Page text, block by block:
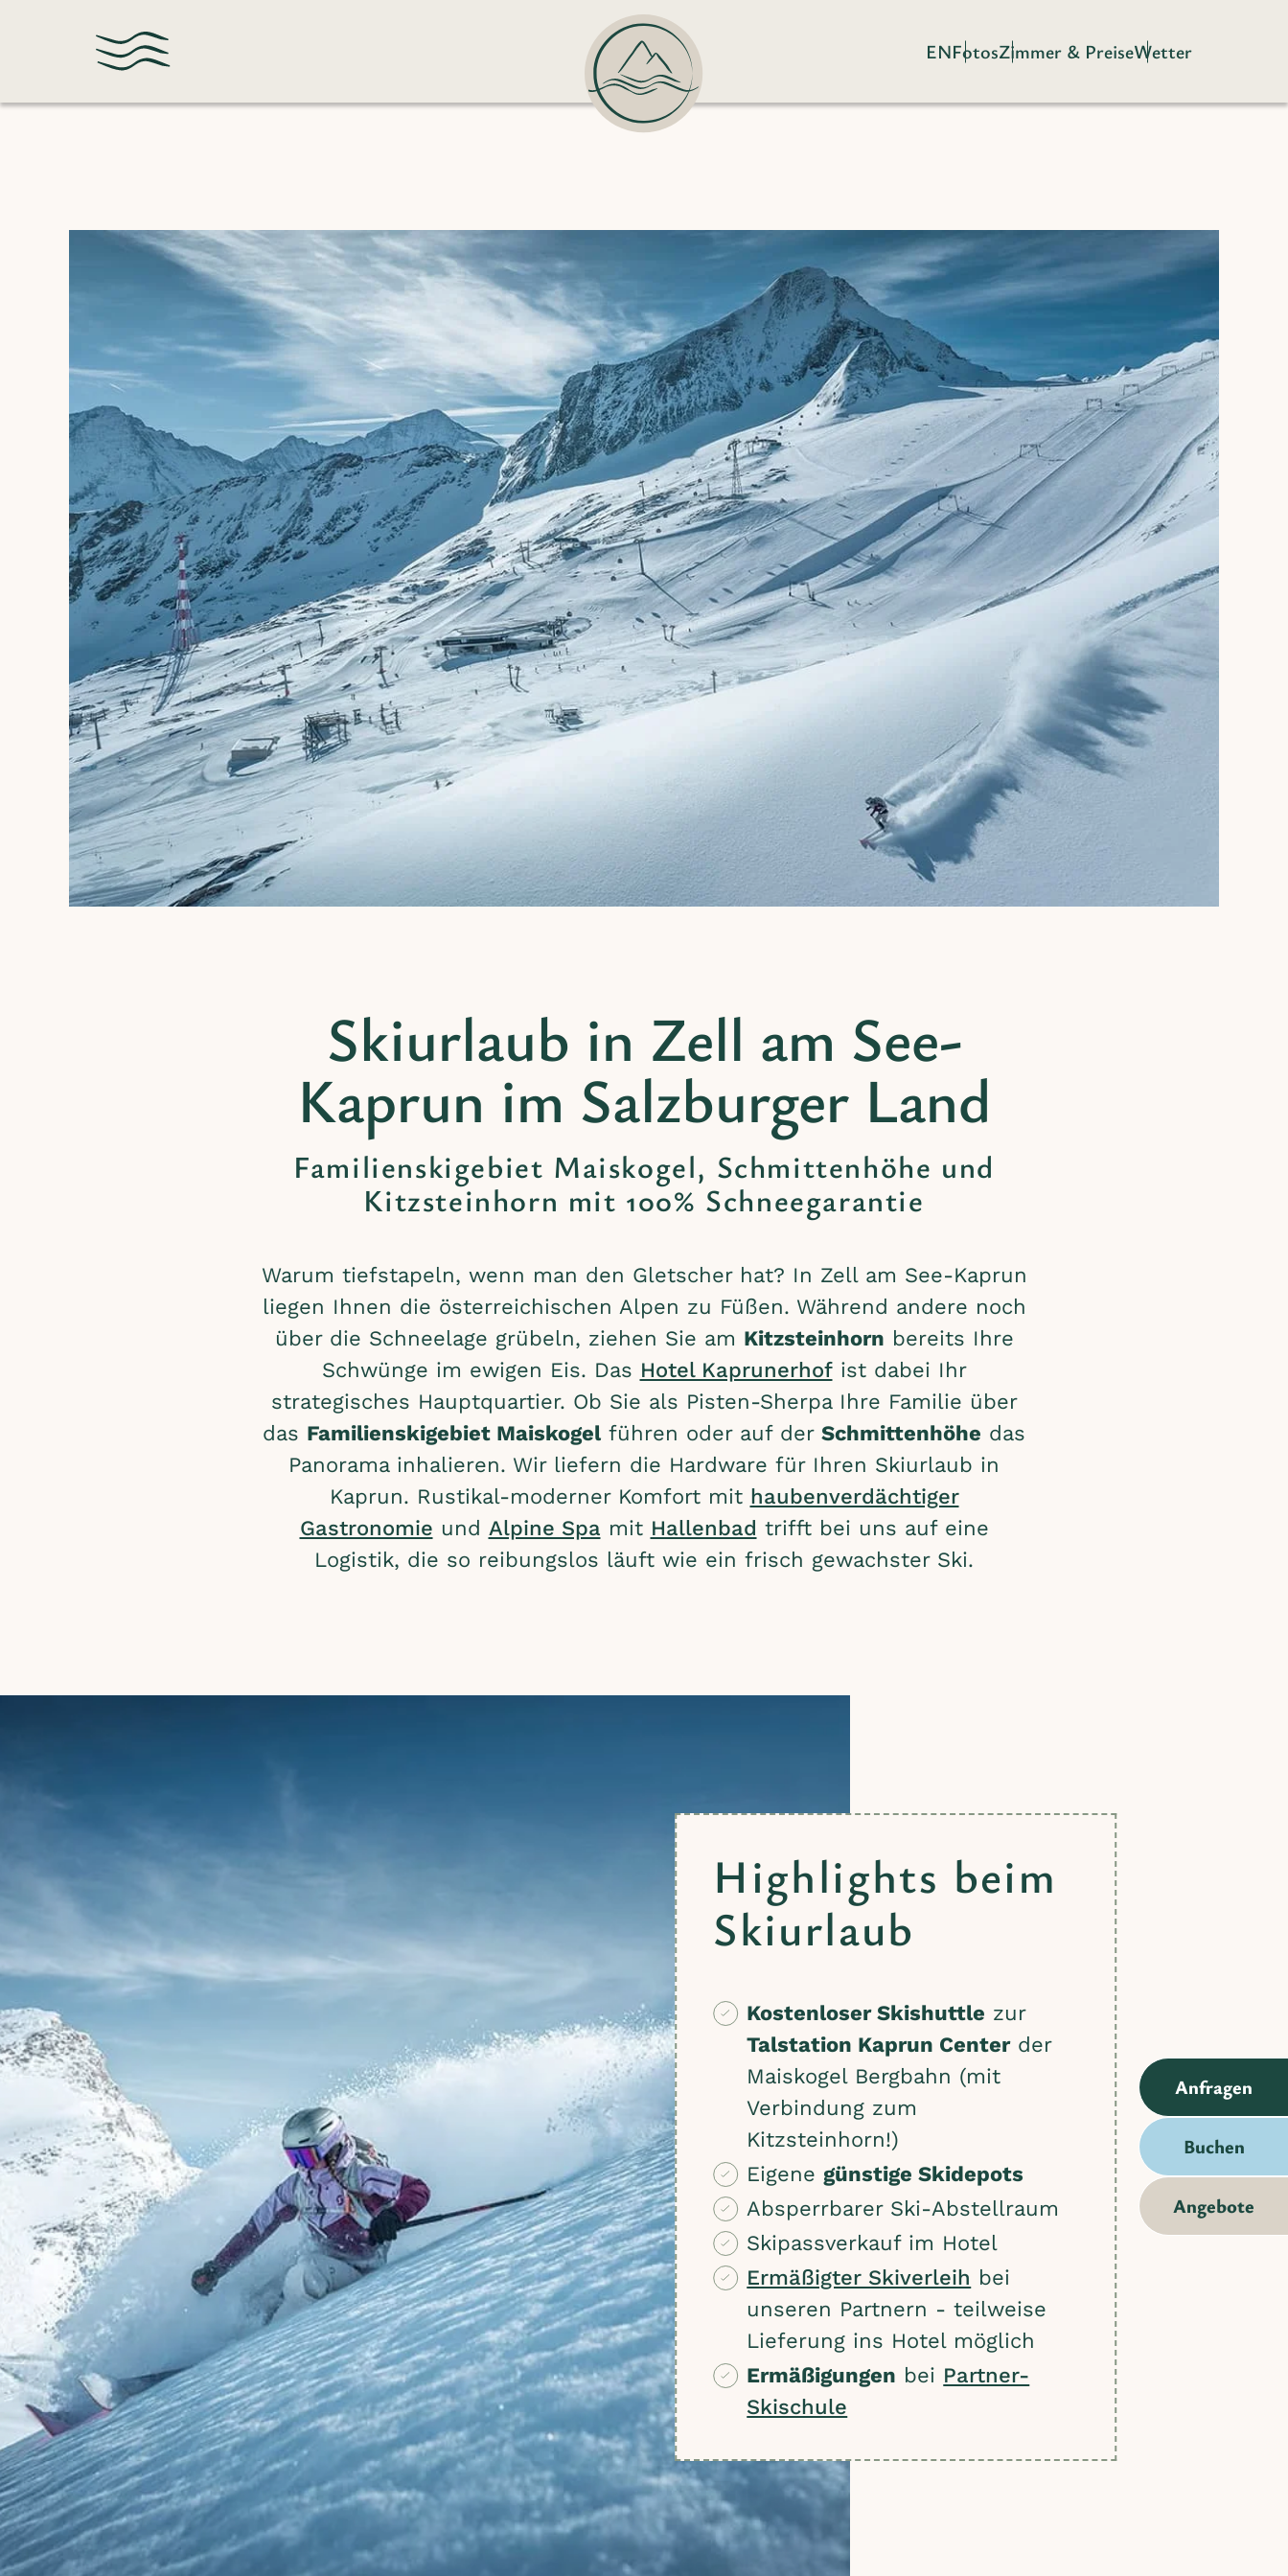
ENFotosZimmer & PreiseWetter
Anfragen
Buchen
Angebote
Skiurlaub in Zell am See-
Kaprun im Salzburger Land
Familienskigebiet Maiskogel, Schmittenhöhe und
Kitzsteinhorn mit 100% Schneegarantie
Warum tiefstapeln, wenn man den Gletscher hat? In Zell am See-Kaprun
liegen Ihnen die österreichischen Alpen zu Füßen. Während andere noch
über die Schneelage grübeln, ziehen Sie am Kitzsteinhorn bereits Ihre
Schwünge im ewigen Eis. Das Hotel Kaprunerhofist dabei Ihr
strategisches Hauptquartier. Ob Sie als Pisten-Sherpa Ihre Familie über
das Familienskigebiet Maiskogel führen oder auf der Schmittenhöhe das
Panorama inhalieren. Wir liefern die Hardware für Ihren Skiurlaub in
Kaprun. Rustikal-moderner Komfort mit haubenverdächtiger
Gastronomie und Alpine Spa mit Hallenbad trifft bei uns auf eine
Logistik, die so reibungslos läuft wie ein frisch gewachster Ski.
Highlights beim
Skiurlaub
Kostenloser Skishuttle zur
Talstation Kaprun Centerder
Maiskogel Bergbahn (mit
Verbindung zum
Kitzsteinhorn!)
Eigene günstige Skidepots
Absperrbarer Ski-Abstellraum
Skipassverkauf im Hotel
Ermäßigter Skiverleih bei
unseren Partnern - teilweise
Lieferung ins Hotel möglich
Ermäßigungen bei Partner-
Skischule